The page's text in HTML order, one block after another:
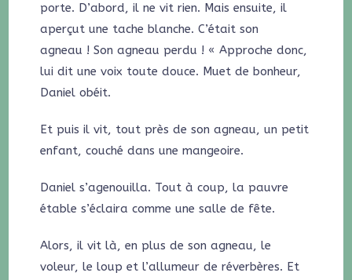
porte. D’abord, il ne vit rien. Mais ensuite, il
aperçut une tache blanche. C’était son
agneau ! Son agneau perdu ! « Approche donc,
lui dit une voix toute douce. Muet de bonheur,
Daniel obéit.
Et puis il vit, tout près de son agneau, un petit
enfant, couché dans une mangeoire.
Daniel s’agenouilla. Tout à coup, la pauvre
étable s’éclaira comme une salle de fête.
Alors, il vit là, en plus de son agneau, le
voleur, le loup et l’allumeur de réverbères. Et